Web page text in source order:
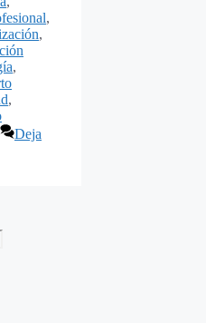
,
,
,
,
Deja